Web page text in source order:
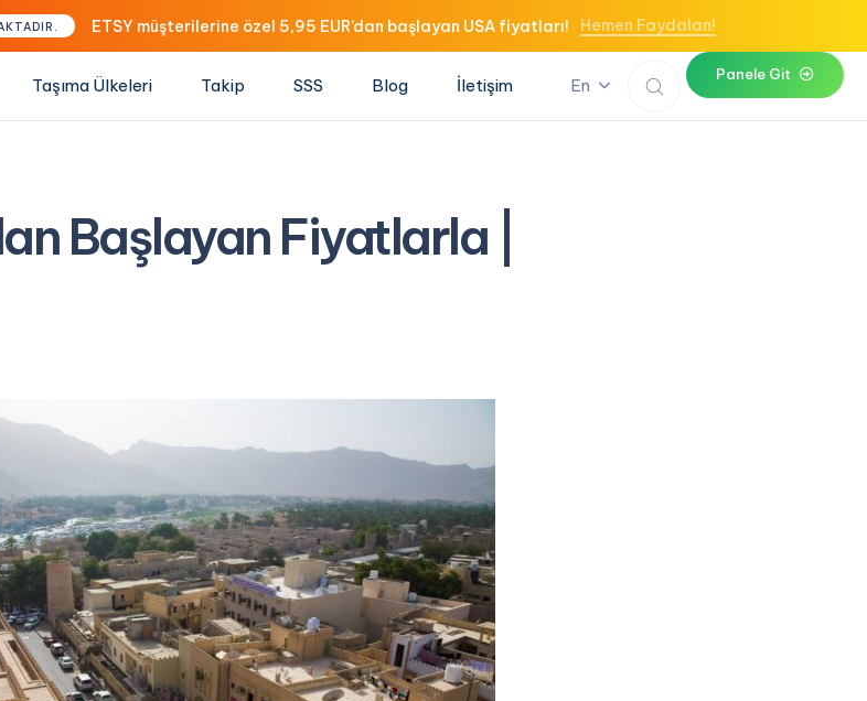
ETSY müşterilerine özel 5,95 EUR’dan başlayan USA fiyatları! Hemen Faydalan!
Taşıma Ülkeleri Takip SSS Blog İletişim En
Panele Git
Başlayan Fiyatlarla |